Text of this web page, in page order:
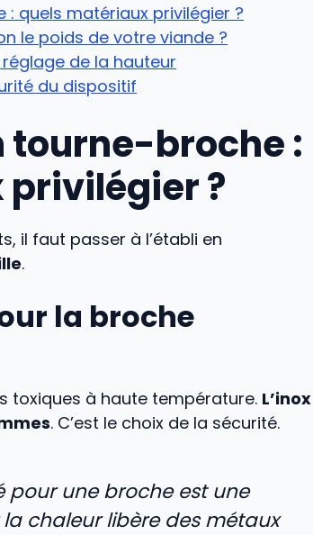
quels matériaux privilégier ?
le poids de votre viande ?
de la hauteur
du dispositif
tourne-broche :
?
il faut passer à l’établi en
.
la broche
toxiques à haute température. L’inox
. C’est le choix de la sécurité.
pour une broche est une
chaleur libère des métaux